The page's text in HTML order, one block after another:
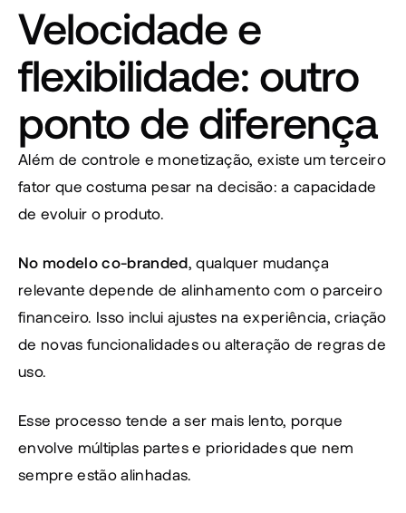
Velocidade e
flexibilidade: outro
ponto de diferença
Além de controle e monetização, existe um terceiro
fator que costuma pesar na decisão: a capacidade
de evoluir o produto.
No modelo co-branded, qualquer mudança
relevante depende de alinhamento com o parceiro
financeiro. Isso inclui ajustes na experiência, criação
de novas funcionalidades ou alteração de regras de
uso.
Esse processo tende a ser mais lento, porque
envolve múltiplas partes e prioridades que nem
sempre estão alinhadas.